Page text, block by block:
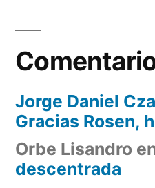
Jorge Daniel
Gracias Rosen,
Orbe Lisandro
descentrada